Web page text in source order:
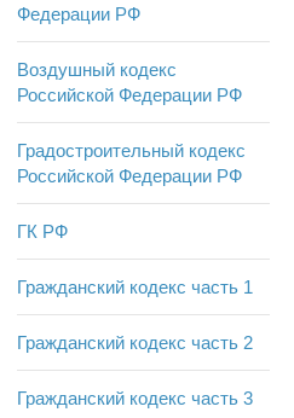
Федерации РФ
Воздушный кодекс
Российской Федерации РФ
Градостроительный кодекс
Российской Федерации РФ
ГК РФ
Гражданский кодекс часть 1
Гражданский кодекс часть 2
Гражданский кодекс часть 3